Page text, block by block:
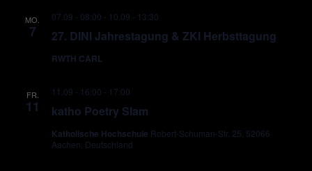
MO.
7 27. DINI Jahrestagung & ZKI Herbsttagung
07.09 - 08:00 - 10.09 - 13:30
RWTH CARL
FR.
11 katho Poetry Slam
11.09 - 16:00 - 17:00
Katholische Hochschule Robert-Schuman-Str. 25, 52066
Aachen, Deutschland